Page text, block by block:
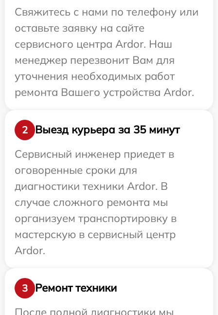
Свяжитесь с нами по телефону или
оставьте заявку на сайте
сервисного центра Ardor. Наш
менеджер перезвонит Вам для
уточнения необходимых работ
ремонта Вашего устройства Ardor.
2
Выезд курьера за 35 минут
Сервисный инженер приедет в
оговоренные сроки для
диагностики техники Ardor. В
случае сложного ремонта мы
организуем транспортировку в
мастерскую в сервисный центр
Ardor.
3
Ремонт техники
После полной диагностики мы